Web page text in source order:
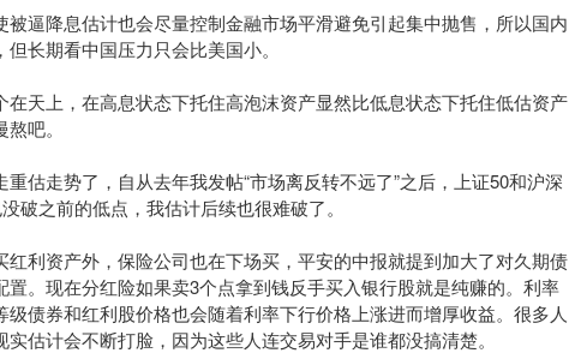
被逼降息估计也会尽量控制金融市场平滑避免引起集中抛售，所以国内
长期看中国压力只会比美国小。
天上，在高息状态下托住高泡沫资产显然比低息状态下托住低估资产
吧。
估走势了，自从去年我发帖“市场离反转不远了”之后，上证50和沪深
破之前的低点，我估计后续也很难破了。
利资产外，保险公司也在下场买，平安的中报就提到加大了对久期债
置。现在分红险如果卖3个点拿到钱反手买入银行股就是纯赚的。利率
债券和红利股价格也会随着利率下行价格上涨进而增厚收益。很多人
估计会不断打脸，因为这些人连交易对手是谁都没搞清楚。